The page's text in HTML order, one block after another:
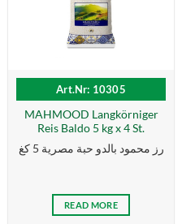
Art.Nr: 10305
MAHMOOD Langkörniger
Reis Baldo 5 kg x 4 St.
رز محمود بالدو حبة مصرية 5 كغ
READ MORE